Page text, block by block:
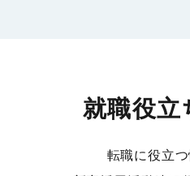
就職役立
転職に役立つ